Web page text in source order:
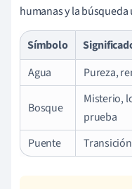
humanas y la
Símbolo
Agua
Pureza,
Bosque
Misterio,
prueba
Puente